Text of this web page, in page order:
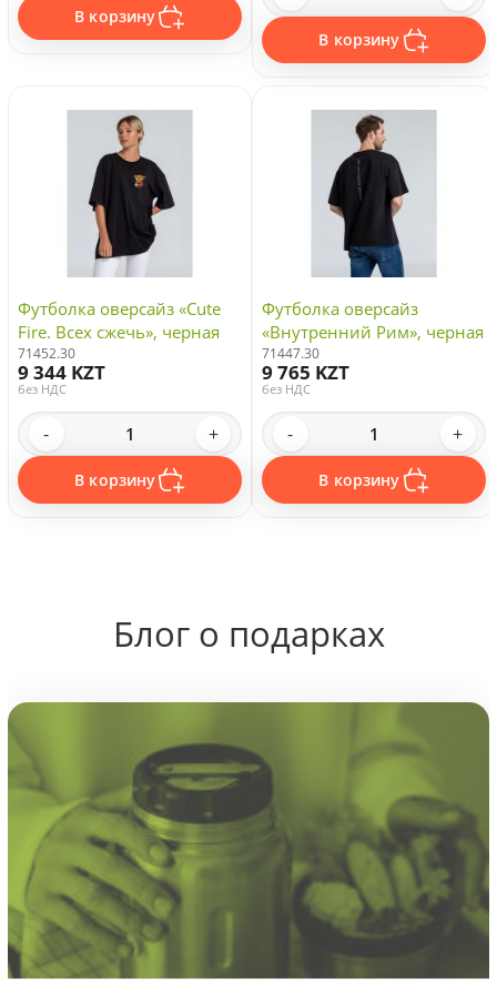
В корзину
В корзину
Футболка оверсайз «Cute
Fire. Всех сжечь», черная
71452.30
9 344 KZT
без НДС
- +
В корзину
Футболка оверсайз
«Внутренний Рим», черная
71447.30
9 765 KZT
без НДС
- +
В корзину
Блог о подарках